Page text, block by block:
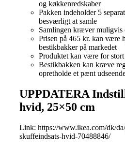
og køkkenredskaber
Pakken indeholder 5
besværligt at samle
Samlingen kræver
Prisen på 465 kr. kan være
bestikbakker på markedet
Produktet kan være for
Bestikbakken kan kræve
opretholde et pænt
UPPDATERA
hvid, 25×50 cm
Link: https://www.ikea.com/dk/
skuffeindsats-hvid-70488846/